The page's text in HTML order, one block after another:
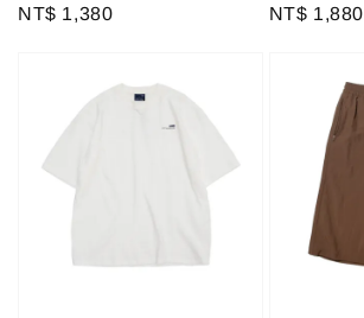
Regular
NT$ 1,380
Regular
NT$ 1,880